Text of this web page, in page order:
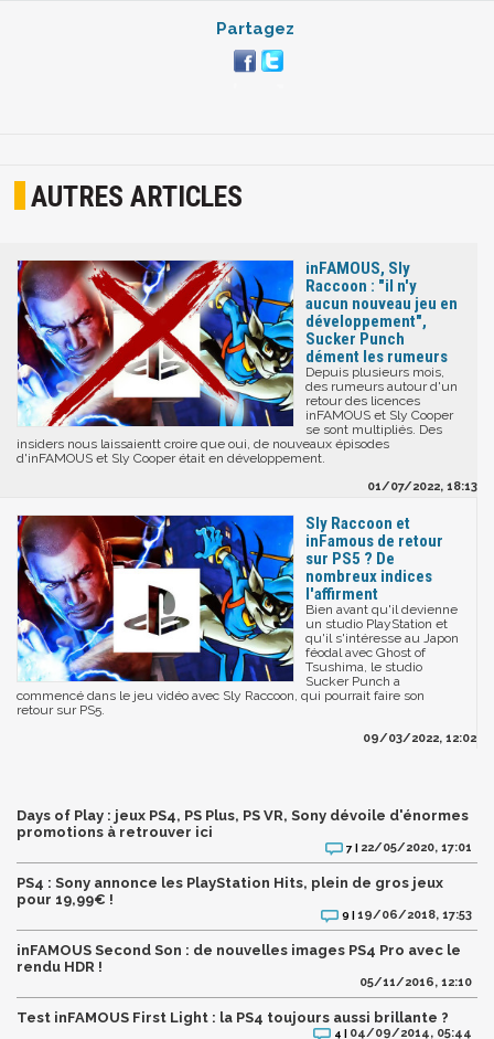
Partagez
AUTRES ARTICLES
inFAMOUS, Sly
Raccoon : "il n'y
aucun nouveau jeu en
développement",
Sucker Punch
dément les rumeurs
Depuis plusieurs mois,
des rumeurs autour d'un
retour des licences
inFAMOUS et Sly Cooper
se sont multipliés. Des
insiders nous laissaientt croire que oui, de nouveaux épisodes
d'inFAMOUS et Sly Cooper était en développement.
01/07/2022, 18:13
Sly Raccoon et
inFamous de retour
sur PS5 ? De
nombreux indices
l'affirment
Bien avant qu'il devienne
un studio PlayStation et
qu'il s'intéresse au Japon
féodal avec Ghost of
Tsushima, le studio
Sucker Punch a
commencé dans le jeu vidéo avec Sly Raccoon, qui pourrait faire son
retour sur PS5.
09/03/2022, 12:02
Days of Play : jeux PS4, PS Plus, PS VR, Sony dévoile d'énormes
promotions à retrouver ici
7 | 22/05/2020, 17:01
PS4 : Sony annonce les PlayStation Hits, plein de gros jeux
pour 19,99€ !
9 |19/06/2018, 17:53
inFAMOUS Second Son : de nouvelles images PS4 Pro avec le
rendu HDR !
05/11/2016, 12:10
Test inFAMOUS First Light : la PS4 toujours aussi brillante ?
4 | 04/09/2014, 05:44